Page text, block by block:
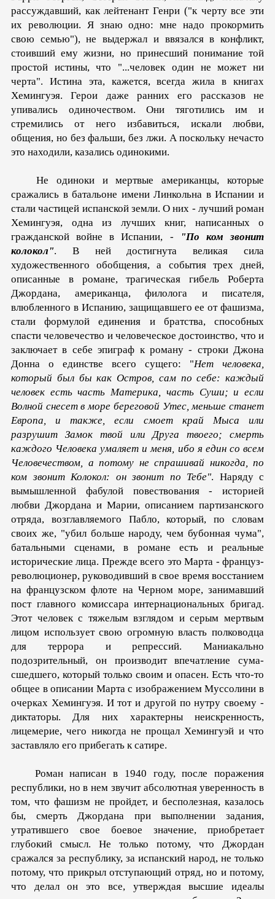
рассуждавший, как лейтенант Генри ("к черту все эти
их революции. Я знаю одно: мне надо прокормить
свою семью"), не выдержал и ввязался в конфликт,
стоивший ему жизни, но принесший понимание той
простой истины, что "...человек один не мо­жет ни
черта". Истина эта, кажется, всегда жила в книгах
Хемингуэя. Ге­рои даже ранних его рассказов не
упивались одиночеством. Они тяготились им и
стремились от него избавиться, искали любви,
общения, но без фальши, без лжи. А поскольку не­часто
это находили, казались одинокими.
Не одиноки и мерт­вые американцы, которые
сражались в батальоне имени Линкольна в Испании и
стали частицей испанской земли. О них - лучший роман
Хемингуэя, одна из лучших книг, написанных о
гражданской войне в Испании, -
"По ком звонит
колокол". В ней достигнута великая сила
художественного обоб­щения, а события трех дней,
описанные в романе, трагичес­кая гибель Роберта
Джордана, американца, филолога и писа­теля,
влюбленного в Испанию, защищавшего ее от фашизма,
стали формулой единения и братства, способных
спасти чело­вечество и человеческое достоинство, что и
заключает в себе эпиграф к роману - строки Джона
Донна о единстве всего сущего: "Нет человека,
который был бы как Остров, сам по себе: каждый
человек есть часть Материка, часть Суши; и ес­ли
Волной снесет в море береговой Утес, меньше станет
Ев­ропа, и также, если смоет край Мыса или
разрушит Замок твой или Друга твоего; смерть
каждого Человека умаляет и меня, ибо я един со всем
Человечеством, а потому не спра­шивай никогда, по
ком звонит Колокол: он звонит по Тебе". Наряду с
вымышленной фабулой повествования - историей
любви Джордана и Марии, описанием партизанского
отряда, возглавляемого Пабло, который, по словам
своих же, "убил больше народу, чем бубонная чума",
батальными сценами, в ро­мане есть и реальные
исторические лица. Прежде всего это Мар­та - француз-
революционер, руководивший в свое время вос­станием
на французском флоте на Черном море, занимавший
пост главного комиссара интернациональных бригад.
Этот чело­век с тяжелым взглядом и серым мертвым
лицом использует свою огромную власть полководца
для террора и репрессий. Ма­ниакально
подозрительный, он производит впечатление сума­
сшедшего, который только своим и опасен. Есть что-то
общее в описании Марта с изображением Муссолини в
очерках Хемин­гуэя. И тот и другой по нутру своему -
диктаторы. Для них ха­рактерны неискренность,
лицемерие, чего никогда не прощал Хемингуэй и что
заставляло его прибегать к сатире.
Роман написан в 1940 году, после поражения
республики, но в нем звучит абсолютная уверенность в
том, что фашизм не пройдет, и бесполезная, казалось
бы, смерть Джордана при выполнении задания,
утратившего свое боевое значение, при­обретает
глубокий смысл. Не только потому, что Джордан
сражался за республику, за испанский народ, не только
пото­му, что прикрыл отступающий отряд, но и потому,
что делал он это все, утверждая высшие идеалы